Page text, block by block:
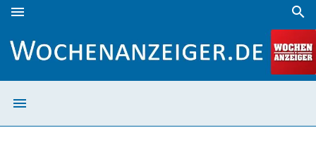
menu search
menu